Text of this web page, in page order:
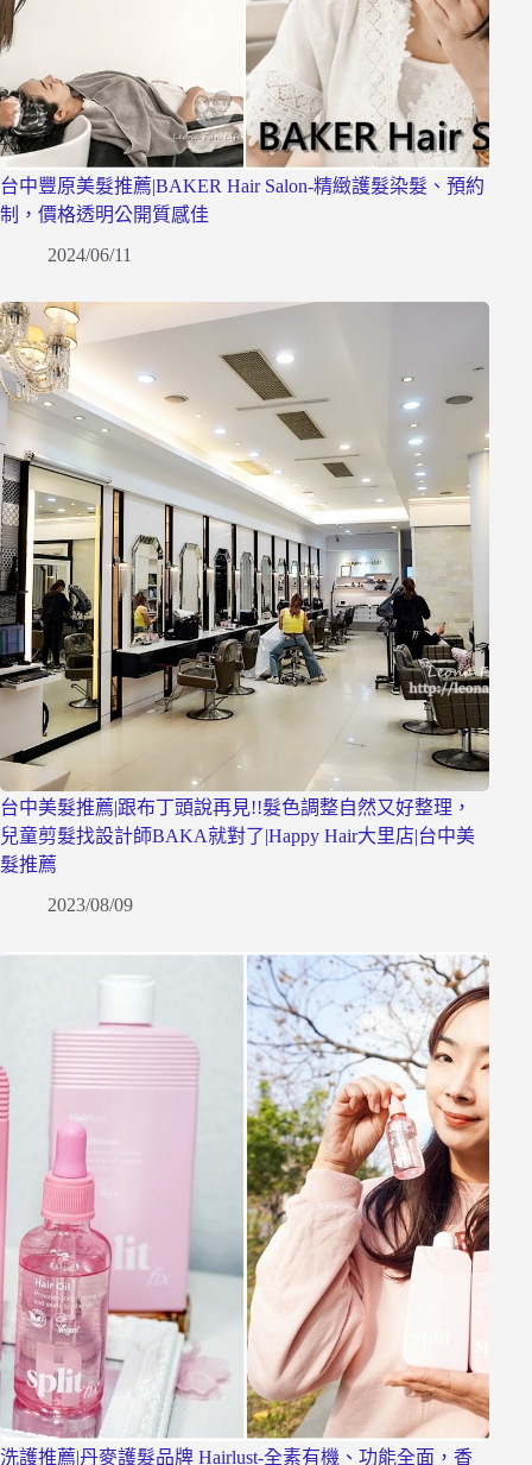
台中豐原美髮推薦|BAKER Hair Salon-精緻護髮染髮、預約
制，價格透明公開質感佳
2024/06/11
台中美髮推薦|跟布丁頭說再見!!髮色調整自然又好整理，
兒童剪髮找設計師BAKA就對了|Happy Hair大里店|台中美
髮推薦
2023/08/09
洗護推薦|丹麥護髮品牌 Hairlust-全素有機、功能全面，香